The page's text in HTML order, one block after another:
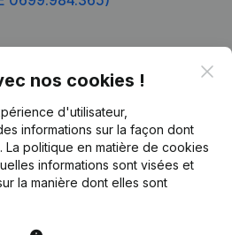
nos cookies !
d'utilisateur,
informations sur la façon dont
La politique en matière de cookies
informations sont visées et
la manière dont elles sont
Monitoring
Recherche internationale